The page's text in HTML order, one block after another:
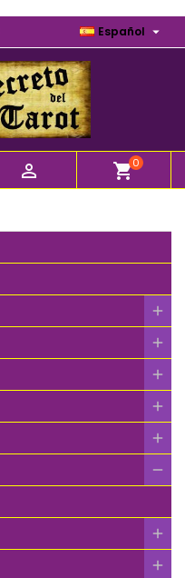
Español 
 shopping_cart0